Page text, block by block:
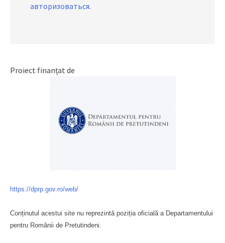
авторизоваться.
Proiect finanțat de
https://dprp.gov.ro/web/
Conținutul acestui site nu reprezintă poziția oficială a Departamentului
pentru Românii de Pretutindeni.